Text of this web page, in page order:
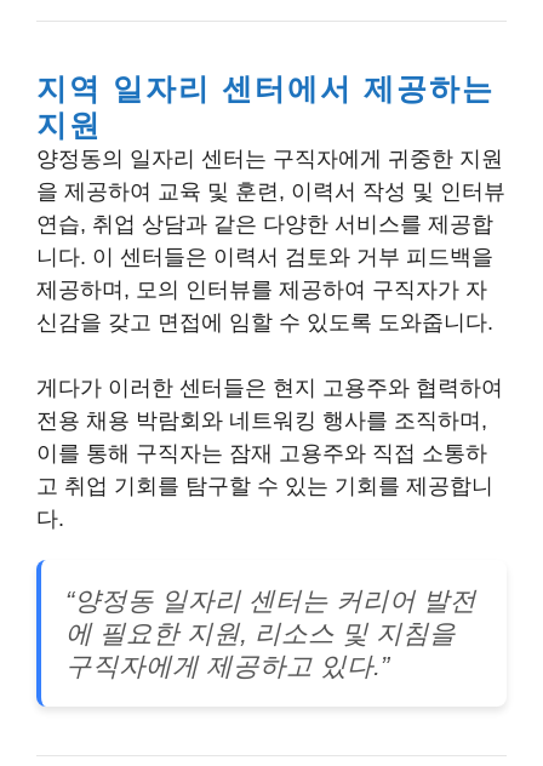
지역 일자리 센터에서 제공하는
지원
양정동의 일자리 센터는 구직자에게 귀중한 지원
을 제공하여 교육 및 훈련, 이력서 작성 및 인터뷰
연습, 취업 상담과 같은 다양한 서비스를 제공합
니다. 이 센터들은 이력서 검토와 거부 피드백을
제공하며, 모의 인터뷰를 제공하여 구직자가 자
신감을 갖고 면접에 임할 수 있도록 도와줍니다.
게다가 이러한 센터들은 현지 고용주와 협력하여
전용 채용 박람회와 네트워킹 행사를 조직하며,
이를 통해 구직자는 잠재 고용주와 직접 소통하
고 취업 기회를 탐구할 수 있는 기회를 제공합니
다.
“양정동 일자리 센터는 커리어 발전
에 필요한 지원, 리소스 및 지침을
구직자에게 제공하고 있다.”